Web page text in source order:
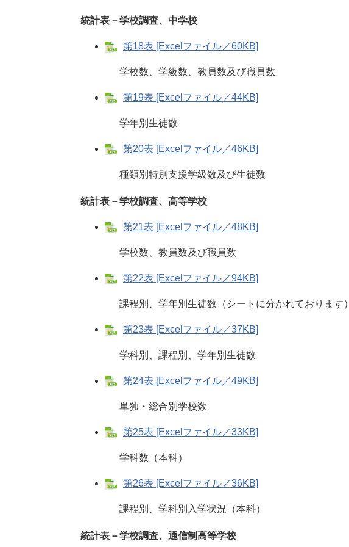
統計表－学校調査、中学校
第18表 [Excelファイル／60KB]
学校数、学級数、教員数及び職員数
第19表 [Excelファイル／44KB]
学年別生徒数
第20表 [Excelファイル／46KB]
種類別特別支援学級数及び生徒数
統計表－学校調査、高等学校
第21表 [Excelファイル／48KB]
学校数、教員数及び職員数
第22表 [Excelファイル／94KB]
課程別、学年別生徒数（シートに分かれております）
第23表 [Excelファイル／37KB]
学科別、課程別、学年別生徒数
第24表 [Excelファイル／49KB]
単独・総合別学校数
第25表 [Excelファイル／33KB]
学科数（本科）
第26表 [Excelファイル／36KB]
課程別、学科別入学状況（本科）
統計表－学校調査、通信制高等学校